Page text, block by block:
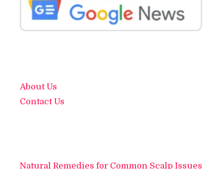
About Us
Contact Us
Natural Remedies for Common Scalp Issues